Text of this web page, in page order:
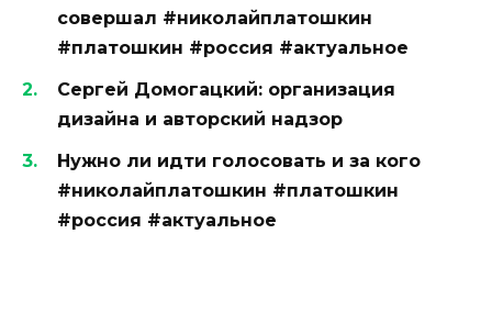
совершал #николайплатошкин
#платошкин #россия #актуальное
Сергей Домогацкий: организация
дизайна и авторский надзор
Нужно ли идти голосовать и за кого
#николайплатошкин #платошкин
#россия #актуальное